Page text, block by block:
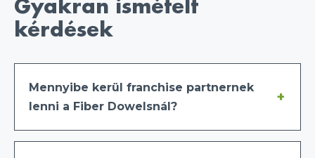
Gyakran ismételt
kérdések
Mennyibe kerül franchise partnernek
lenni a Fiber Dowelsnál?